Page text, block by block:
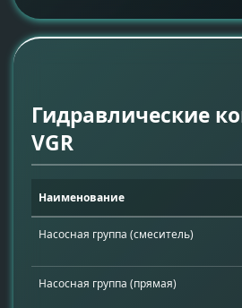
Гидравлические
VGR
Наименование
Насосная группа (смеситель)
Насосная группа (прямая)